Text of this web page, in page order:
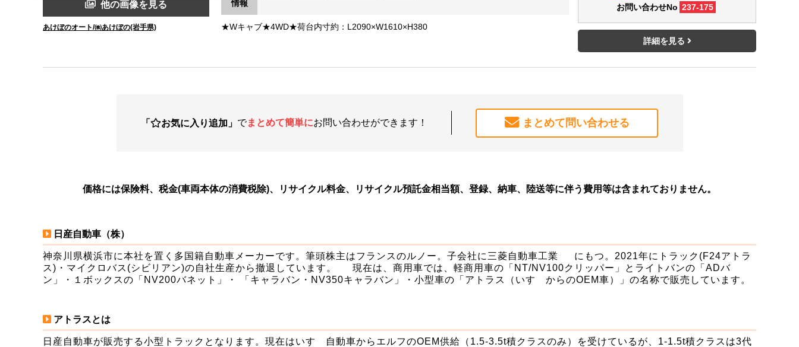
他の画像を見る
あけぼのオート/㈱あけぼの(岩手県)
情報
★Wキャブ★4WD★荷台内寸約：L2090×W1610×H380
お問い合わせNo 237-175
詳細を見る
「 お気に入り追加」 でまとめて簡単にお問い合わせができます！ まとめて問い合わせる
価格には保険料、税金(車両本体の消費税除)、リサイクル料金、リサイクル預託金相当額、登録、納車、陸送等に伴う費用等は含まれておりません。
日産自動車（株）
神奈川県横浜市に本社を置く多国籍自動車メーカーです。筆頭株主はフランスのルノー。子会社に三菱自動車工業 にもつ。2021年にトラック(F24アトラ
ス)・マイクロバス(シビリアン)の自社生産から撤退しています。 現在は、商用車では、軽商用車の「NT/NV100クリッパー」とライトバンの「ADバ
ン」・１ボックスの「NV200バネット」・ 「キャラバン・NV350キャラバン」・小型車の「アトラス（いすゞからのOEM車）」の名称で販売しています。
アトラスとは
日産自動車が販売する小型トラックとなります。現在はいすゞ自動車からエルフのOEM供給（1.5-3.5t積クラスのみ）を受けているが、1-1.5t積クラスは3代